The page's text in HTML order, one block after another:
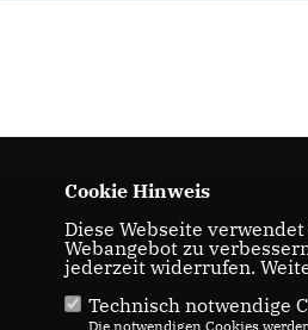
Cookie Hinweis
Diese Webseite
Webangebot zu
jederzeit widerrufen.
Technisch notwendige
Die notwendigen Cookies